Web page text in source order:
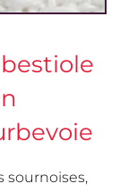
sournoises,